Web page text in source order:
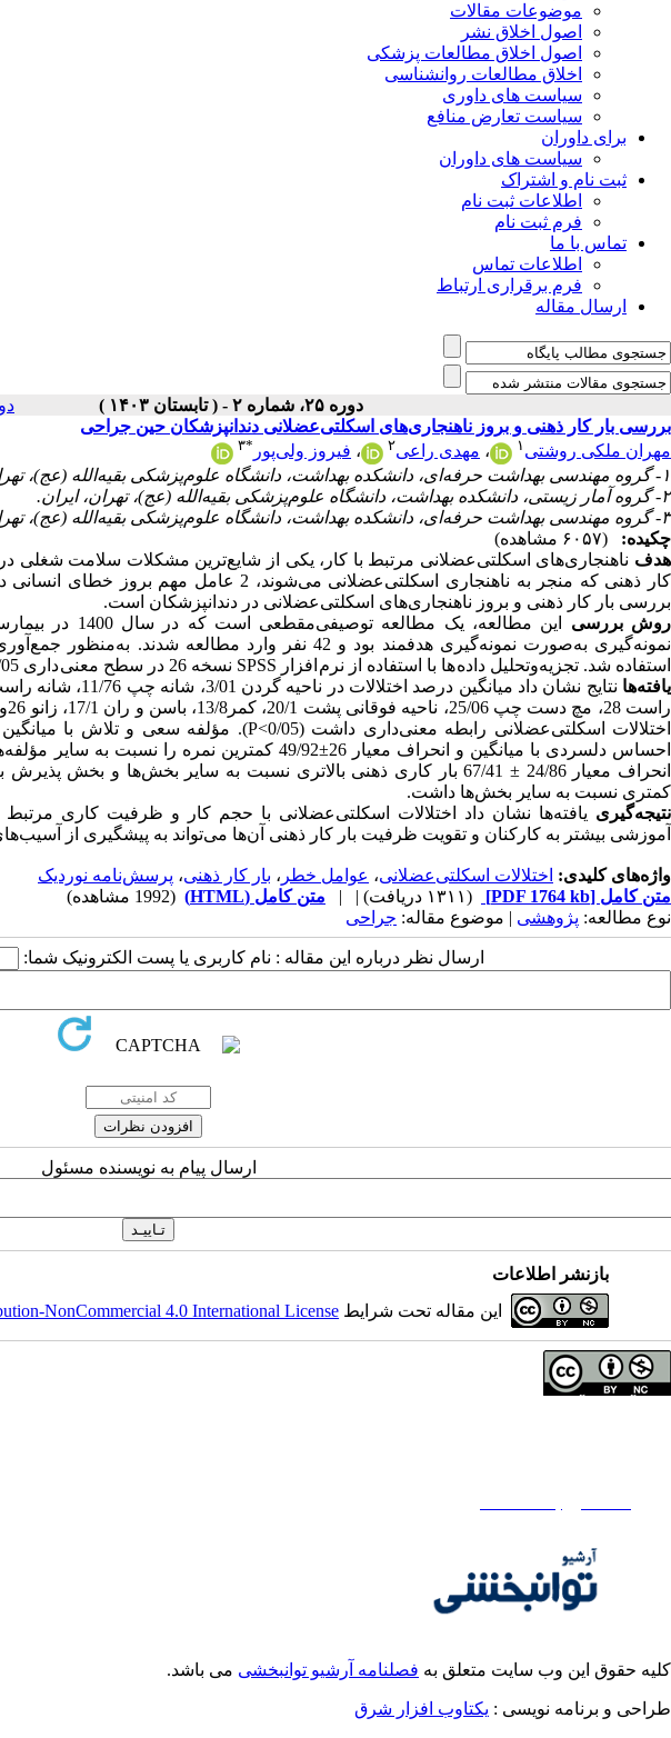
موضوعات مقالات
اصول اخلاق نشر
اصول اخلاق مطالعات پزشکی
اخلاق مطالعات روانشناسی
سیاست های داوری
سیاست تعارض منافع
برای داوران
سیاست های داوران
ثبت نام و اشتراک
اطلاعات ثبت نام
فرم ثبت نام
تماس با ما
اطلاعات تماس
فرم برقراری ارتباط
ارسال مقاله
دوره ۲۵، شماره ۲ - ( تابستان ۱۴۰۳ )
بررسی بار کار ذهنی و بروز ناهنجاری‌های اسکلتی‌عضلانی دندانپزشکان حین جراحی
مهران ملکی روشتی ۱ ، مهدی راعی۲ ، فیروز ولی‌پور *۳
۱- گروه مهندسی بهداشت حرفه‌ای، دانشکده بهداشت، دانشگاه علوم‌پزشکی بقیه‌الله (عج)، تهران، ایران.
۲- گروه آمار زیستی، دانشکده بهداشت، دانشگاه علوم‌پزشکی بقیه‌الله (عج)، تهران، ایران.
۳- گروه مهندسی بهداشت حرفه‌ای، دانشکده بهداشت، دانشگاه علوم‌پزشکی بقیه‌الله (عج)، تهران، ایران. ،
چکیده:
(۶۰۵۷ مشاهده)
هدف ناهنجاری‌های اسکلتی‌عضلانی مرتبط با کار، یکی از شایع‌ترین مشکلات سلامت شغلی
کار ذهنی که منجر به ناهنجاری اسکلتی‌عضلانی
بررسی بار کار ذهنی و بروز ناهنجاری‌های اسکلتی‌عضلانی در دندانپزشکان است.
روش بررسی
این مطالعه، یک
استفاده شد. تجزیه‌و‌تحلیل داده ها با استفاده از نرم افزار SPSS نسخه 26 در سطح معنی داری 0/05 انجام گرفت.
یافته‌ها
احساس دلسردی با میانگین و انحراف معیار 26±49/92
کمتری نسبت به سایر بخش‌ها داشت.
نتیجه‌گیری یافته‌ها نشان داد اختلالات اسکلتی‌عضلانی با حجم کار و ظرفیت کاری
آموزشی بیشتر به کارکنان و تقویت ظرفیت بار کار ذهنی آن‌ها می‌تواند به پیشگیری از
واژه‌های کلیدی: اختلالات اسکلتی‌عضلانی، عوامل خطر ، بار کار ذهنی، پرسش‌نامه نوردیک
متن کامل [PDF 1764 kb] (۱۳۱۱ دریافت) | | متن کامل (HTML)
(1992 مشاهده)
نوع مطالعه: پژوهشی | موضوع مقاله: جراحی
ارسال نظر درباره این مقاله : نام کاربری یا پست الکترونیک شما:
ارسال پیام به نویسنده مسئول
بازنشر اطلاعات
این مقاله تحت شرایط NonCommercial 4.0 International License
کلیه حقوق این وب سایت متعلق به فصلنامه آرشیو توانبخشی می باشد.
طراحی و برنامه نویسی : یکتاوب افزار شرق